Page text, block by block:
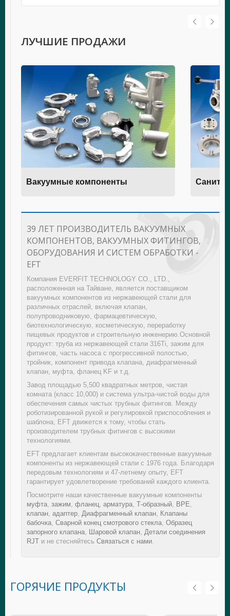
ЛУЧШИЕ ПРОДАЖИ
Вакуумные компоненты
39 ЛЕТ ПРОИЗВОДИТЕЛЬ ВАКУУМНЫХ
КОМПОНЕНТОВ, ВАКУУМНЫХ ФИТИНГОВ,
ОБОРУДОВАНИЯ И СИСТЕМ ОБРАБОТКИ -
EFT
Компания EVERFIT TECHNOLOGY CO., LTD.,
расположенная на Тайване, является поставщиком
вакуумных компонентов из нержавеющей стали для
различных отраслей, включая клапан,
полупроводниковую, фармацевтическую,
биотехнологическую, косметическую, переработку
пищевых продуктов и строительную инженерию.Основной
продукт: труба из нержавеющей стали 316Ti, зажим для
фитингов, часть насоса с прогрессивной полостью,
тройник, компонент привода клапана, диафрагменный
клапан, муфта, фланец KF и т.д.
Завод площадью 5,500 квадратных метров, чистая
комната (класс 10,000) и система ультра-чистой воды для
обеспечения самых чистых трубных фитингов. Между
роботизированной рукой и регулировкой приспособления и
шаблона, EFT движется к тому, чтобы стать
производителем трубных фитингов с высокими
технологиями.
EFT предлагает клиентам высококачественные вакуумные
компоненты из нержавеющей стали с 1976 года. Благодаря
передовым технологиям и 47-летнему опыту, EFT
гарантирует удовлетворение требований каждого клиента.
Посмотрите наши качественные вакуумные компоненты
муфта зажим фланец арматура Т-образный BPE
клапан адаптер Диафрагменный клапан
Клапаны
бабочка Сварной конец смотрового стекла Образец
запорного клапана
Шаровой клапан Детали соединения
RJT и не стесняйтесь Связаться с нами
ГОРЯЧИЕ ПРОДУКТЫ